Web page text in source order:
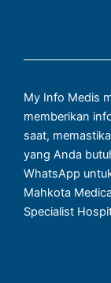
My Info Medis
memberikan
saat,
yang Anda
WhatsApp
Mahkota
Specialist